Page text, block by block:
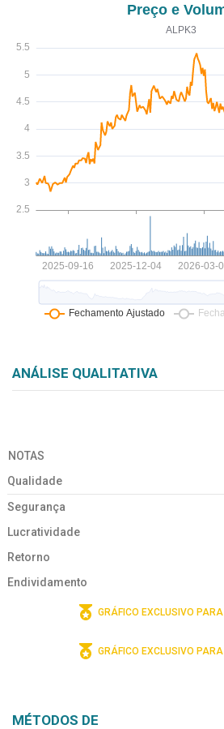
ANÁLISE QUALITATIVA
NOTAS
Qualidade
Segurança
Lucratividade
Retorno
Endividamento
GRÁFICO EXCLUSIVO
GRÁFICO EXCLUSIVO
MÉTODOS DE